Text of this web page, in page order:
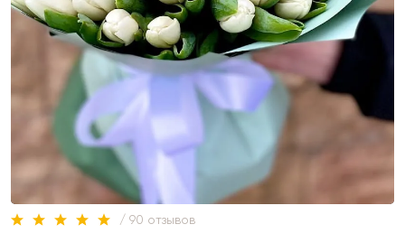
/ 90 отзывов